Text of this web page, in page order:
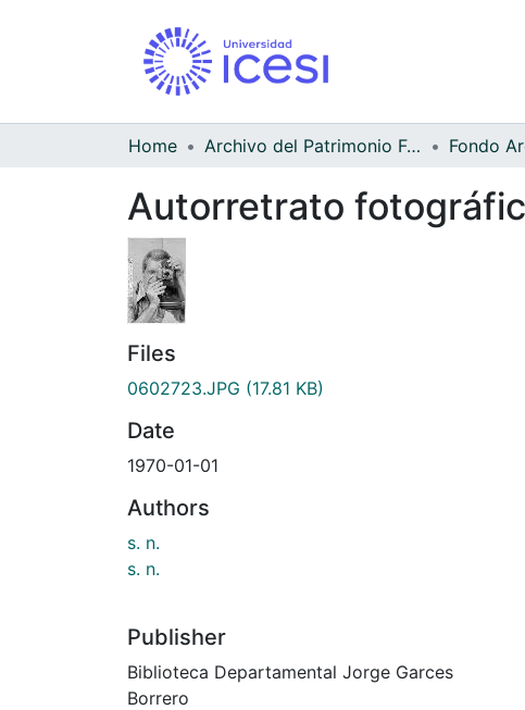
Home Archivo del Patrimonio Fotográfico y Fílmico del Valle del Cauca
Autorretrato
Files
0602723.JPG (17.81 KB)
Date
1970-01-01
Authors
s. n.
s. n.
Publisher
Biblioteca Departamental Jorge Garces
Borrero